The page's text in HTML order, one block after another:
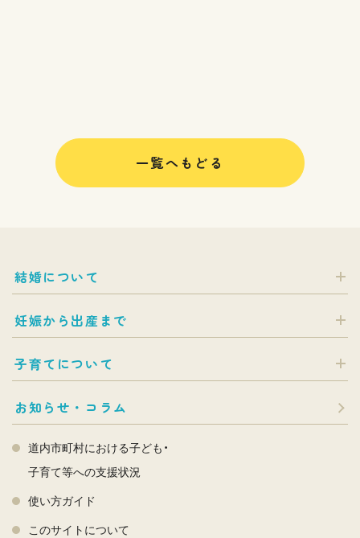
一覧へもどる
結婚について
妊娠から出産まで
子育てについて
お知らせ・コラム
道内市町村における子ども・
子育て等への支援状況
使い方ガイド
このサイトについて